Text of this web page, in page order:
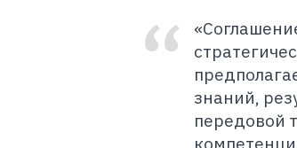
знаний,
передовой